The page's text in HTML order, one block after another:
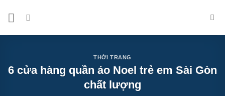
THỜI TRANG
6 cửa hàng quần áo Noel trẻ em Sài Gòn
chất lượng